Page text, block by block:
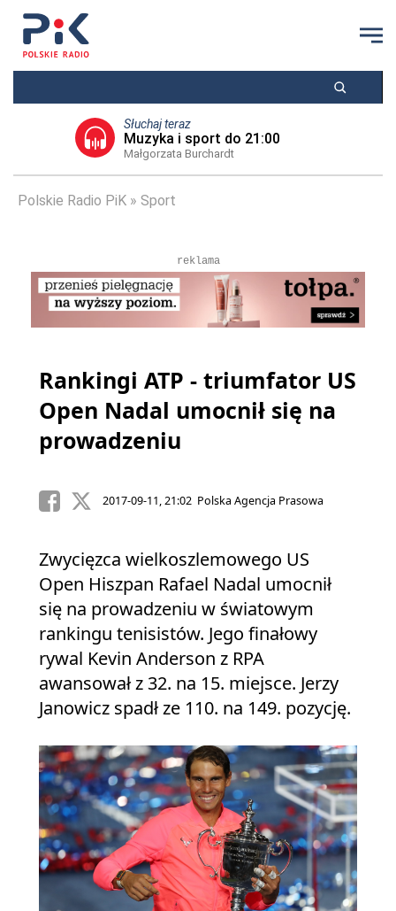
Słuchaj teraz
Muzyka i sport do 21:00
Małgorzata Burchardt
Polskie Radio PiK Sport
reklama
Rankingi ATP - triumfator US
Open Nadal umocnił się na
prowadzeniu
2017-09-11, 21:02 Polska Agencja Prasowa
Zwycięzca wielkoszlemowego US
Open Hiszpan Rafael Nadal umocnił
się na prowadzeniu w światowym
rankingu tenisistów. Jego finałowy
rywal Kevin Anderson z RPA
awansował z 32. na 15. miejsce. Jerzy
Janowicz spadł ze 110. na 149. pozycję.